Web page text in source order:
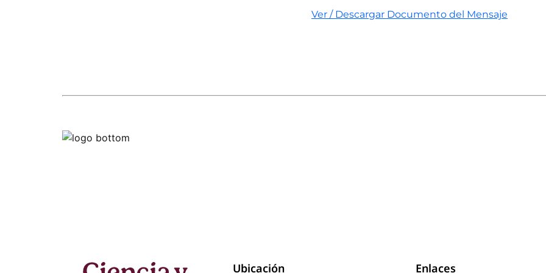
Ver / Descargar Documento del Mensaje
Ubicación Enlaces